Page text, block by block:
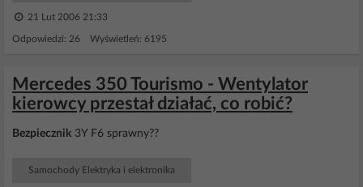
21 Lut 2006 21:33
Odpowiedzi: 26 Wyświetleń: 6195
Mercedes 350 Tourismo - Wentylator
kierowcy przestał działać, co robić?
Bezpiecznik 3Y F6 sprawny??
Samochody Elektryka i elektronika